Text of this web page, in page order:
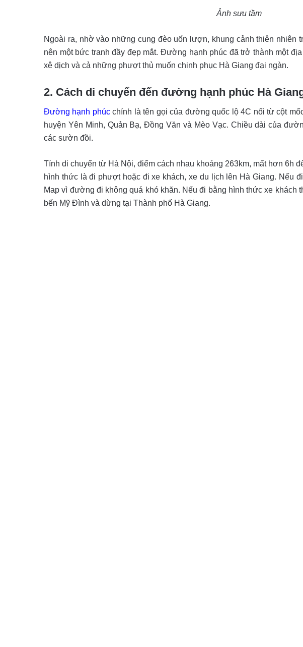
Ảnh sưu tầm
Ngoài ra, nhờ vào những cung đèo uốn lượn, khung cảnh thiên nhiên
nên một bức tranh đầy đẹp mắt. Đường hạnh phúc đã trở thành một
xê dịch và cả những phượt thủ muốn chinh phục Hà Giang đại ngàn.
2. Cách di chuyển đến đường hạnh phúc Hà
Đường hạnh phúcchính là tên gọi của đường quốc lộ 4C nối từ cột
huyện Yên Minh, Quản Bạ, Đồng Văn và Mèo Vạc. Chiều dài của
các sườn đồi.
Tính di chuyển từ Hà Nội, điểm cách nhau khoảng 263km, mất hơn 6h
hình thức là đi phượt hoặc đi xe khách, xe du lịch lên Hà Giang. Nếu
Map vì đường đi không quá khó khăn. Nếu đi bằng hình thức xe khách
bến Mỹ Đình và dừng tại Thành phố Hà Giang.